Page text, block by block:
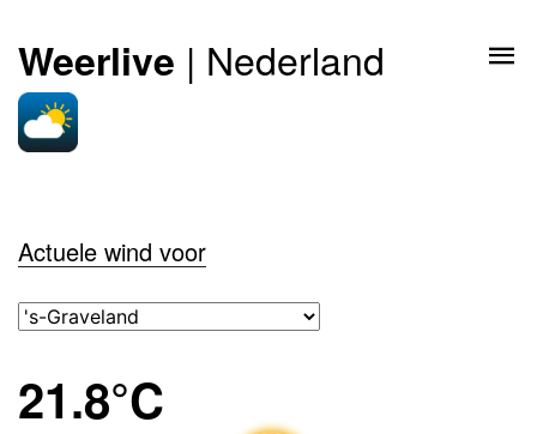
Weerlive | Nederland
Actuele wind voor
21.8°C